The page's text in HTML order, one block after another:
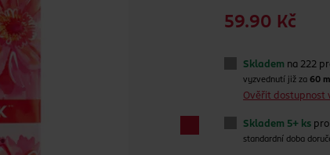
59.90 Kč
Skladem na 222
vyzvednutí již za60
Ověřit dostupnost
Skladem 5+ ks
standardní doba